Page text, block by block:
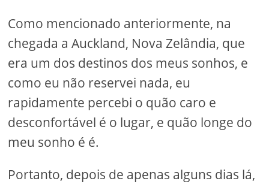
Como mencionado anteriormente, na
chegada a Auckland, Nova Zelândia, que
era um dos destinos dos meus sonhos, e
como eu não reservei nada, eu
rapidamente percebi o quão caro e
desconfortável é o lugar, e quão longe do
meu sonho é é.
Portanto, depois de apenas alguns dias lá,